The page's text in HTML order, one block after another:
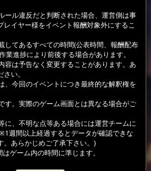
ール違反だと判断された場合、運営側は事
レイヤー様をイベント報酬対象外にするこ
してあるすべての時間(公表時間、報酬配布
業進捗により前後する場合があります。
容は予告なく変更することがあります。あ
い。
、今回のイベントにつき最終的な解釈権を
す。実際のゲーム画面とは異なる場合がご
に、不明な点等ある場合には運営チームに
週間以上経過するとデータが確認できな
。あらかじめご了承下さい。)
ゲーム内の時間に準じます。